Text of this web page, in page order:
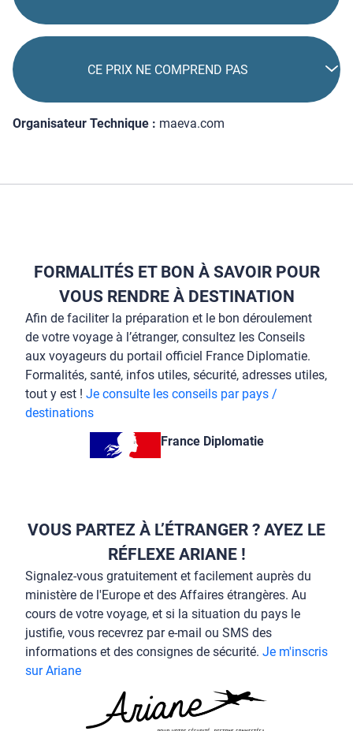
CE PRIX NE COMPREND PAS
Organisateur Technique : maeva.com
FORMALITÉS ET BON À SAVOIR POUR
VOUS RENDRE À DESTINATION
Afin de faciliter la préparation et le bon déroulement
de votre voyage à l’étranger, consultez les Conseils
aux voyageurs du portail officiel France Diplomatie.
Formalités, santé, infos utiles, sécurité, adresses utiles,
tout y est ! Je consulte les conseils par pays /
destinations
France Diplomatie
VOUS PARTEZ À L’ÉTRANGER ? AYEZ LE
RÉFLEXE ARIANE !
Signalez-vous gratuitement et facilement auprès du
ministère de l'Europe et des Affaires étrangères. Au
cours de votre voyage, et si la situation du pays le
justifie, vous recevrez par e-mail ou SMS des
informations et des consignes de sécurité. Je m'inscris
sur Ariane